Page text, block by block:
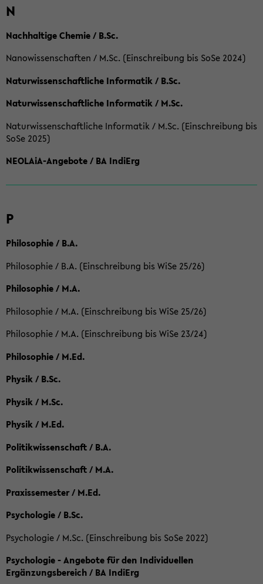
N
Nachhaltige Chemie / B.Sc.
Nanowissenschaften / M.Sc. (Einschreibung bis SoSe 2024)
Naturwissenschaftliche Informatik / B.Sc.
Naturwissenschaftliche Informatik / M.Sc.
Naturwissenschaftliche Informatik / M.Sc. (Einschreibung bis
SoSe 2025)
NEOLAiA-Angebote / BA IndiErg
P
Philosophie / B.A.
Philosophie / B.A. (Einschreibung bis WiSe 25/26)
Philosophie / M.A.
Philosophie / M.A. (Einschreibung bis WiSe 25/26)
Philosophie / M.A. (Einschreibung bis WiSe 23/24)
Philosophie / M.Ed.
Physik / B.Sc.
Physik / M.Sc.
Physik / M.Ed.
Politikwissenschaft / B.A.
Politikwissenschaft / M.A.
Praxissemester / M.Ed.
Psychologie / B.Sc.
Psychologie / M.Sc. (Einschreibung bis SoSe 2022)
Psychologie - Angebote für den Individuellen
Ergänzungsbereich / BA IndiErg